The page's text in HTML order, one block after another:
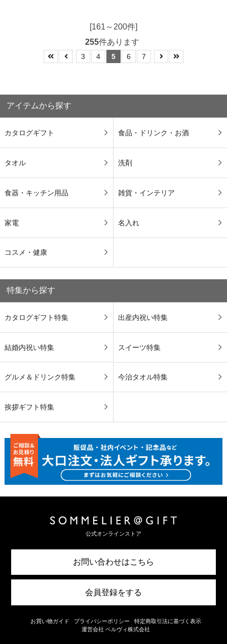
[161～200件]
255件あります
3 4 5 6 7
アイテムから探す
カタログギフト 食品・ドリンク・お酒
タオル 洗剤
食器・キッチン用品 雑貨・インテリア
家電 名入れ
コスメ・健康
特集から探す
カタログギフト特集 出産内祝い特集
結婚内祝い特集 スイーツ特集
グルメ＆ドリンク特集 今治タオル特集
挨拶ギフト特集
公式オンラインストア
お問い合わせはこちら
会員登録をする
お買い物ガイド プライバシーポリシー
特定商取引法に基づく表示
運営会社 ベルヴィ株式会社